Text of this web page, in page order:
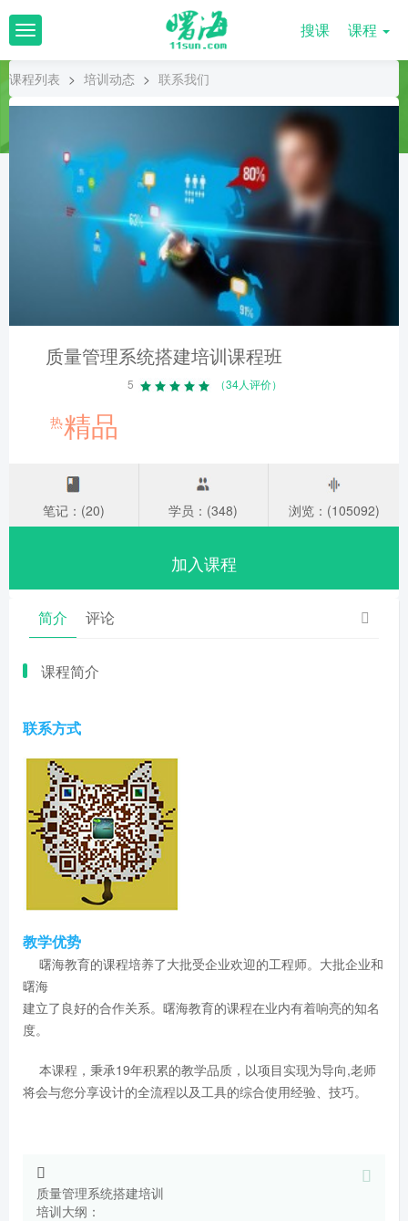
T
o
g
l
搜课 课程
课程列表 > 培训动态 > 联系我们
质量管理系统搭建培训课程班
5 （34人评价）
热精品
笔记：(20) 学员：(348) 浏览：(105092)
加入课程
简介 评论
课程简介
联系方式
教学优势
曙海教育的课程培养了大批受企业欢迎的工程师。大批企业和
曙海
建立了良好的合作关系。曙海教育的课程在业内有着响亮的知名
度。
本课程，秉承19年积累的教学品质，以项目实现为导向,老师
将会与您分享设计的全流程以及工具的综合使用经验、技巧。
质量管理系统搭建培训
​培训大纲：